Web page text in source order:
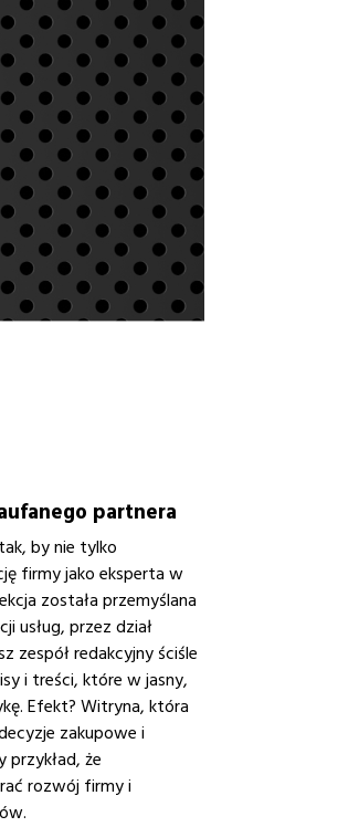
partnera
by nie tylko
firmy jako eksperta w
została przemyślana
usług, przez dział
zespół redakcyjny ściśle
i treści, które w jasny,
Efekt? Witryna, która
zakupowe i
przykład, że
rozwój firmy i